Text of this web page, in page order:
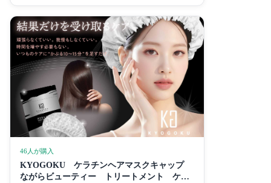
46人が購入
KYOGOKU ケラチンヘアマスクキャップ
ながらビューティー トリートメント ケラ